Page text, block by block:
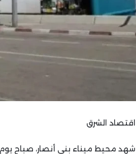
اقتصاد الشرق
شهد محيط ميناء بني أنصار، صباح